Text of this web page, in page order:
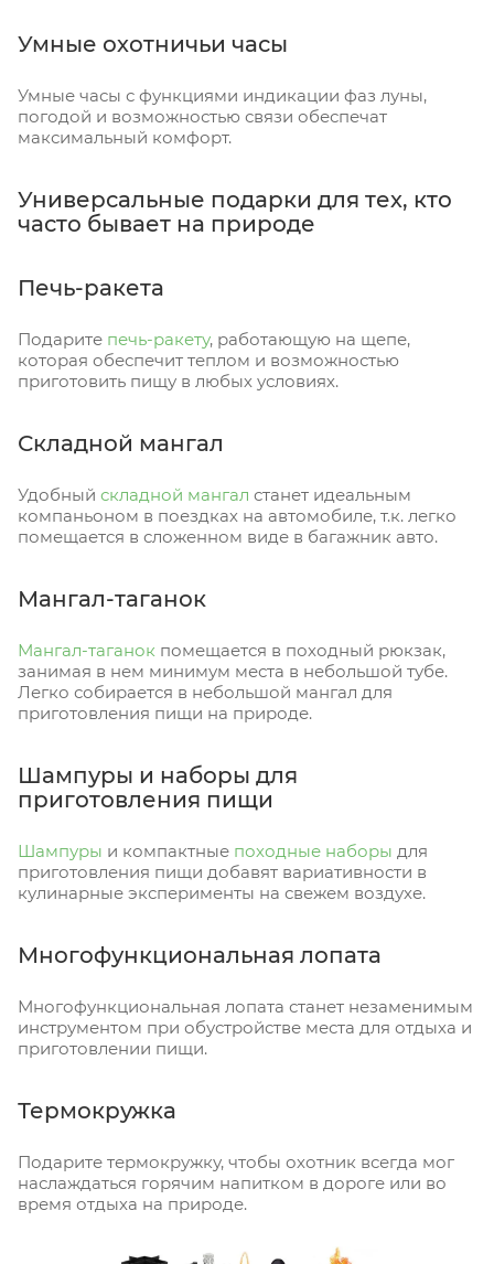
Умные охотничьи часы
Умные часы с функциями индикации фаз луны,
погодой и возможностью связи обеспечат
максимальный комфорт.
Универсальные подарки для тех, кто
часто бывает на природе
Печь-ракета
Подарите печь-ракету, работающую на щепе,
которая обеспечит теплом и возможностью
приготовить пищу в любых условиях.
Складной мангал
Удобный складной мангал станет идеальным
компаньоном в поездках на автомобиле, т.к. легко
помещается в сложенном виде в багажник авто.
Мангал-таганок
Мангал-таганок помещается в походный рюкзак,
занимая в нем минимум места в небольшой тубе.
Легко собирается в небольшой мангал для
приготовления пищи на природе.
Шампуры и наборы для
приготовления пищи
Шампуры и компактные походные наборы для
приготовления пищи добавят вариативности в
кулинарные эксперименты на свежем воздухе.
Многофункциональная лопата
Многофункциональная лопата станет незаменимым
инструментом при обустройстве места для отдыха и
приготовлении пищи.
Термокружка
Подарите термокружку, чтобы охотник всегда мог
наслаждаться горячим напитком в дороге или во
время отдыха на природе.